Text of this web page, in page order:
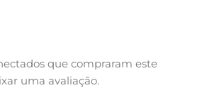
que compraram este
uma avaliação.